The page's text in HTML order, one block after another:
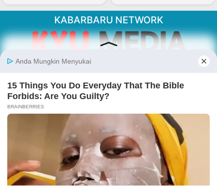
KABARBARU NETWORK
Kabarbaru.co menyajikan berita aktual dan
inspiratif dari sudut pandang berbaik sangka
Follow Kabarbaru